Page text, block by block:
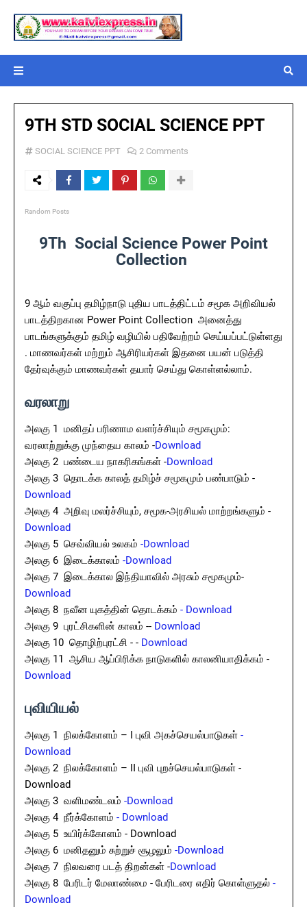
9TH STD SOCIAL SCIENCE PPT
SOCIAL SCIENCE PPT 2 Comments
Random Posts
9Th Social Science Power Point
Collection
9 ஆம் வகுப்பு தமிழ்நாடு புதிய பாடத்திட்டம் சமூக அறிவியல்
பாடத்திறகான Power Point Collection அனைத்து
பாடங்களுக்கும் தமிழ் வழியில் பதிவேற்றம் செய்யப்பட்டுள்ளது
. மாணவர்கள் மற்றும் ஆசிரியர்கள் இதனை பயன் படுத்தி
தேர்வுக்கும் மாணவர்கள் தயார் செய்து கொள்ளல்லாம்.
வரலாறு
அலகு 1 மனிதப் பரிணாம வளர்ச்சியும் சமூகமும்:
வரலாற்றுக்கு முந்தைய காலம் -Download
அலகு 2 பண்டைய நாகரிகங்கள் -Download
அலகு 3 தொடக்க காலத் தமிழ்ச் சமூகமும் பண்பாடும் -
Download
அலகு 4 அறிவு மலர்ச்சியும், சமூக-அரசியல் மாற்றங்களும் -
Download
அலகு 5 செவ்வியல் உலகம் -Download
அலகு 6 இடைக்காலம் -Download
அலகு 7 இடைக்கால இந்தியாவில் அரசும் சமூகமும்-
Download
அலகு 8 நவீன யுகத்தின் தொடக்கம் - Download
அலகு 9 புரட்சிகளின் காலம் -- Download
அலகு 10 தொழிற்புரட்சி - - Download
அலகு 11 ஆசிய ஆப்பிரிக்க நாடுகளில் காலனியாதிக்கம் -
Download
புவியியல்
அலகு 1 நிலக்கோளம் – I புவி அகச்செயல்பாடுகள் -
Download
அலகு 2 நிலக்கோளம் – II புவி புறச்செயல்பாடுகள் -
Download
அலகு 3 வளிமண்டலம் -Download
அலகு 4 நீர்க்கோளம் - Download
அலகு 5 உயிர்க்கோளம் - Download
அலகு 6 மனிதனும் சுற்றுச் சூழலும் -Download
அலகு 7 நிலவரை படத் திறன்கள் -Download
அலகு 8 பேரிடர் மேலாண்மை - பேரிடரை எதிர் கொள்ளுதல் -
Download